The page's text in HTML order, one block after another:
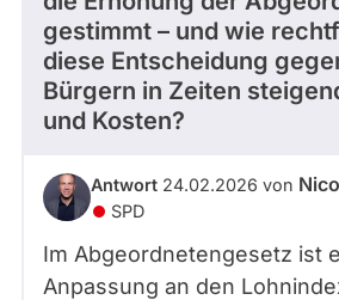
gestimmt – und wie
diese Entscheidung
Bürgern in Zeiten
und Kosten?
Antwort 24.02.2026 von
SPD
Im Abgeordnetengesetz ist
Anpassung an den